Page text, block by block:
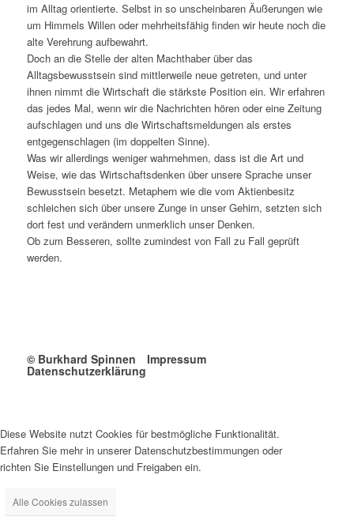
im Alltag orientierte. Selbst in so unscheinbaren Äußerungen wie
um Himmels Willen oder mehrheitsfähig finden wir heute noch die
alte Verehrung aufbewahrt.
Doch an die Stelle der alten Machthaber über das
Alltagsbewusstsein sind mittlerweile neue getreten, und unter
ihnen nimmt die Wirtschaft die stärkste Position ein. Wir erfahren
das jedes Mal, wenn wir die Nachrichten hören oder eine Zeitung
aufschlagen und uns die Wirtschaftsmeldungen als erstes
entgegenschlagen (im doppelten Sinne).
Was wir allerdings weniger wahrnehmen, dass ist die Art und
Weise, wie das Wirtschaftsdenken über unsere Sprache unser
Bewusstsein besetzt. Metaphern wie die vom Aktienbesitz
schleichen sich über unsere Zunge in unser Gehirn, setzten sich
dort fest und verändern unmerklich unser Denken.
Ob zum Besseren, sollte zumindest von Fall zu Fall geprüft
werden.
© Burkhard Spinnen Impressum
Datenschutzerklärung
Diese Website nutzt Cookies für bestmögliche Funktionalität.
Erfahren Sie mehr in unserer Datenschutzbestimmungen oder
richten Sie Einstellungen und Freigaben ein.
Alle Cookies zulassen